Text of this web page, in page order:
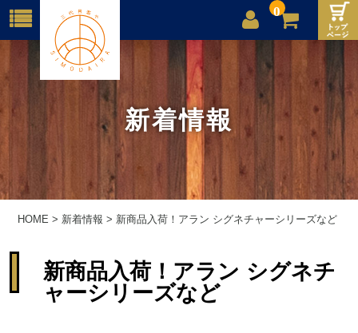
0
店舗案内
ご利用案内
送料
お問合せ
新着情報
HOME > 新着情報 > 新商品入荷！アラン シグネチャーシリーズなど
新商品入荷！アラン シグネチ
ャーシリーズなど